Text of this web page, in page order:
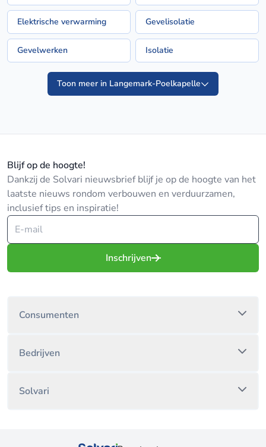
Elektrische verwarming Gevelisolatie
Gevelwerken Isolatie
Toon meer in Langemark-Poelkapelle
Blijf op de hoogte!
Dankzij de Solvari nieuwsbrief blijf je op de hoogte van het
laatste nieuws rondom verbouwen en verduurzamen,
inclusief tips en inspiratie!
Inschrijven
Consumenten
Bedrijven
Solvari